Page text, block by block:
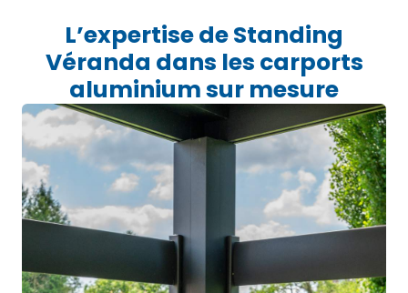
L’expertise de Standing
Véranda dans les carports
aluminium sur mesure